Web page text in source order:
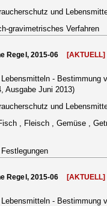
und
gravimetrisches Verfahren
Regel, 2015-06 [AKTUELL]
- Bestimmung
Ausgabe Juni 2013)
und
, Fleisch , Gemüse ,
Regel, 2015-06 [AKTUELL]
- Bestimmung